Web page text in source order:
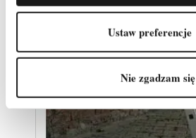
Ustaw preferencje
Nie zgadzam się